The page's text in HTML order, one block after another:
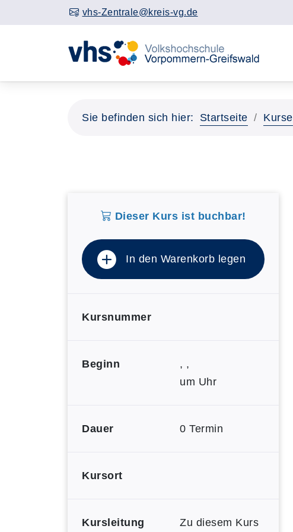
vhs-Zentrale@kreis-vg.de
Sie befinden sich hier: Startseite Kurse
Dieser Kurs ist buchbar!
In den Warenkorb legen
Kursnummer
Beginn
, ,
um Uhr
Dauer 0 Termin
Kursort
Kursleitung Zu diesem Kurs